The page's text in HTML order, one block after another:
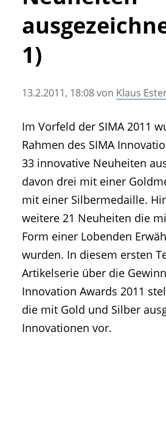
• Messen und
• Mitteilung der Redaktion
• Agritechnica Neuheiten
1)
13.2.2011, 18:08von Klaus
Im Vorfeld der SIMA 2011
Rahmen des SIMA
33 innovative Neuheiten
davon drei mit einer
mit einer Silbermedaille.
weitere 21 Neuheiten die
Form einer Lobenden
wurden. In diesem ersten
Artikelserie über die
Innovation Awards 2011
die mit Gold und Silber
Innovationen vor.